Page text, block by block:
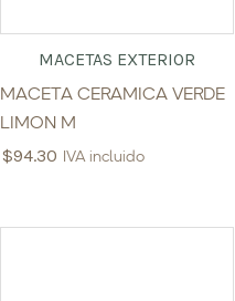
MACETAS EXTERIOR
MACETA CERAMICA VERDE
LIMON M
$94.30 IVA incluido